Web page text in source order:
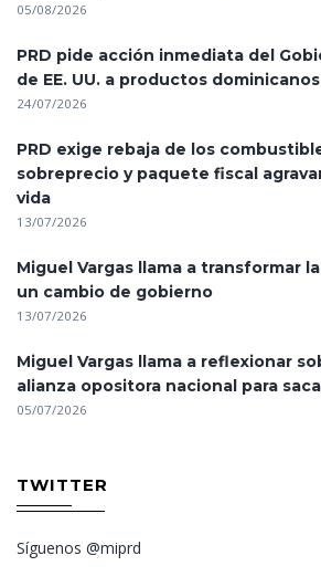
05/08/2026
PRD pide acción inmediata del
de EE. UU. a productos dominicanos
24/07/2026
PRD exige rebaja de los
sobreprecio y paquete fiscal
vida
13/07/2026
Miguel Vargas llama a transformar
un cambio de gobierno
13/07/2026
Miguel Vargas llama a reflexionar
alianza opositora nacional para
05/07/2026
TWITTER
Síguenos @miprd